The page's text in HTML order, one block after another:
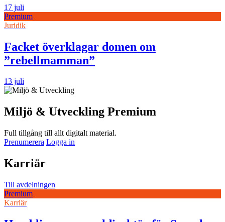
17 juli
Premium
Juridik
Facket överklagar domen om
”rebellmamman”
13 juli
Miljö & Utveckling Premium
Full tillgång till allt digitalt material.
Prenumerera Logga in
Karriär
Till avdelningen
Premium
Karriär